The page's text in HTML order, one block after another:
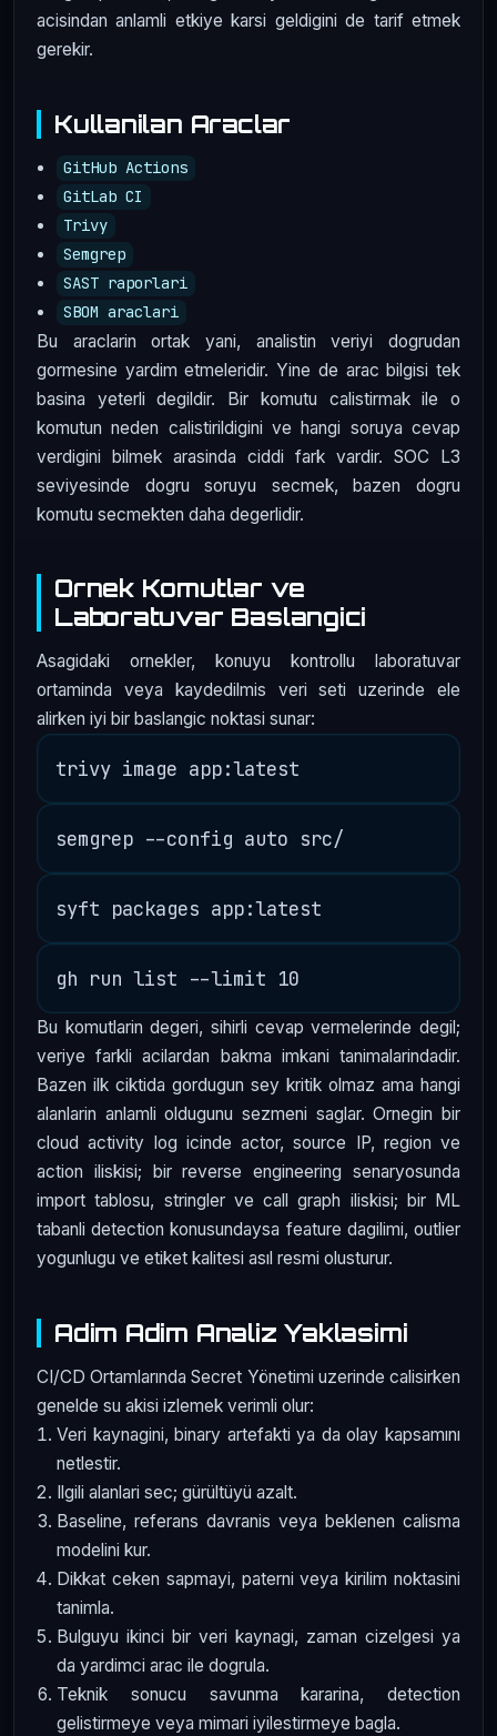
acisindan anlamli etkiye karsi geldigini de tarif etmek
gerekir.
Kullanilan Araclar
GitHub Actions
GitLab CI
Trivy
Semgrep
SAST raporlari
SBOM araclari
Bu araclarin ortak yani, analistin veriyi dogrudan
gormesine yardim etmeleridir. Yine de arac bilgisi tek
basina yeterli degildir. Bir komutu calistirmak ile o
komutun neden calistirildigini ve hangi soruya cevap
verdigini bilmek arasinda ciddi fark vardir. SOC L3
seviyesinde dogru soruyu secmek, bazen dogru
komutu secmekten daha degerlidir.
Ornek Komutlar ve
Laboratuvar Baslangici
Asagidaki ornekler, konuyu kontrollu laboratuvar
ortaminda veya kaydedilmis veri seti uzerinde ele
alirken iyi bir baslangic noktasi sunar:
Bu komutlarin degeri, sihirli cevap vermelerinde degil;
veriye farkli acilardan bakma imkani tanimalarindadir.
Bazen ilk ciktida gordugun sey kritik olmaz ama hangi
alanlarin anlamli oldugunu sezmeni saglar. Ornegin bir
cloud activity log icinde actor, source IP, region ve
action iliskisi; bir reverse engineering senaryosunda
import tablosu, stringler ve call graph iliskisi; bir ML
tabanli detection konusundaysa feature dagilimi, outlier
yogunlugu ve etiket kalitesi asıl resmi olusturur.
Adim Adim Analiz Yaklasimi
CI/CD Ortamlarında Secret Yönetimi uzerinde calisirken
genelde su akisi izlemek verimli olur:
Veri kaynagini, binary artefakti ya da olay kapsamını
netlestir.
Ilgili alanlari sec; gürültüyü azalt.
Baseline, referans davranis veya beklenen calisma
modelini kur.
Dikkat ceken sapmayi, paterni veya kirilim noktasini
tanimla.
Bulguyu ikinci bir veri kaynagi, zaman cizelgesi ya
da yardimci arac ile dogrula.
Teknik sonucu savunma kararina, detection
gelistirmeye veya mimari iyilestirmeye bagla.